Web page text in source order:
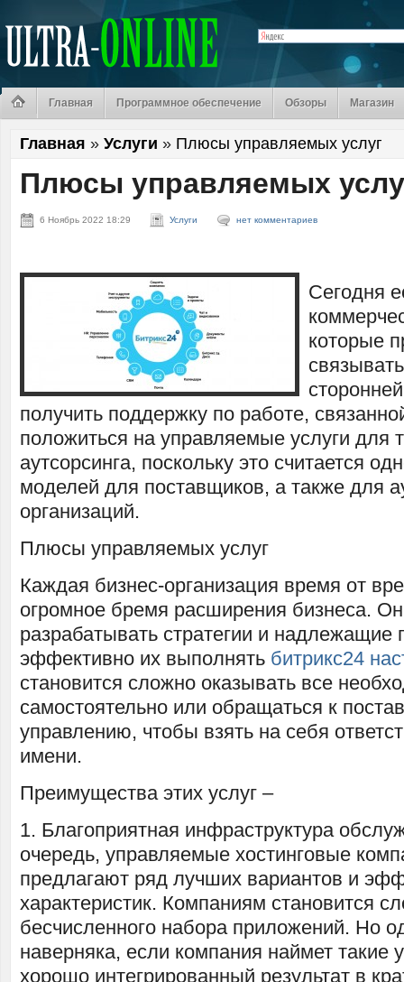
Главная Программное обеспечение Обзоры Магазин
Главная » Услуги » Плюсы управляемых услуг
Плюсы управляемых
6 Ноябрь 2022 18:29 Услуги нет комментариев
Сегодня
которые
получить поддержку по работе,
положиться на управляемые услуги для
аутсорсинга, поскольку это считается
моделей для поставщиков, а также для
организаций.
Плюсы управляемых услуг
Каждая бизнес-организация время от
огромное бремя расширения бизнеса.
разрабатывать стратегии и надлежащие
эффективно их выполнять битрикс24
становится сложно оказывать все
самостоятельно или обращаться к
управлению, чтобы взять на себя
имени.
Преимущества этих услуг –
1. Благоприятная инфраструктура
очередь, управляемые хостинговые
предлагают ряд лучших вариантов и
характеристик. Компаниям становится
бесчисленного набора приложений. Но
наверняка, если компания наймет такие
хорошо интегрированный результат в